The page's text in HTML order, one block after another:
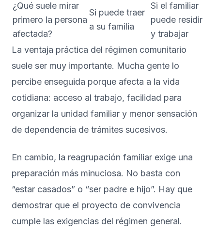
¿Qué suele mirar
primero la persona
afectada?
Si puede traer
a su familia
Si el familiar
puede residir
y trabajar
La ventaja práctica del régimen comunitario
suele ser muy importante. Mucha gente lo
percibe enseguida porque afecta a la vida
cotidiana: acceso al trabajo, facilidad para
organizar la unidad familiar y menor sensación
de dependencia de trámites sucesivos.
En cambio, la reagrupación familiar exige una
preparación más minuciosa. No basta con
“estar casados” o “ser padre e hijo”. Hay que
demostrar que el proyecto de convivencia
cumple las exigencias del régimen general.